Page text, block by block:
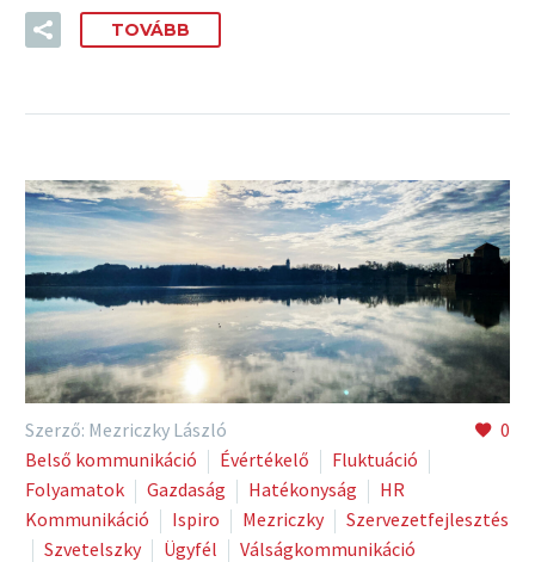
TOVÁBB
0
Szerző: Mezriczky László
Belső kommunikáció
Évértékelő
Fluktuáció
Folyamatok
Gazdaság Hatékonyság
HR
Kommunikáció
Ispiro Mezriczky
Szervezetfejlesztés
Szvetelszky
Ügyfél Válságkommunikáció